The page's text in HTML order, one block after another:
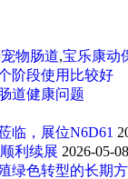
物肠道,宝乐康动
阶段使用比较好
道健康问题
临，展位N6D61
利续展 2026-05-08
绿色转型的长期